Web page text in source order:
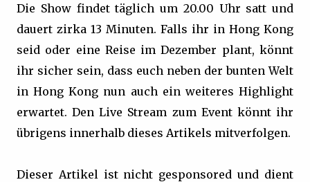
Die Show findet täglich um 20.00 Uhr satt und
dauert zirka 13 Minuten. Falls ihr in Hong Kong
seid oder eine Reise im Dezember plant, könnt
ihr sicher sein, dass euch neben der bunten Welt
in Hong Kong nun auch ein weiteres Highlight
erwartet. Den Live Stream zum Event könnt ihr
übrigens innerhalb dieses Artikels mitverfolgen.
Dieser Artikel ist nicht gesponsored und dient